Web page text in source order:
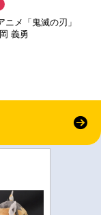
ニメ「鬼滅の刃」
義勇